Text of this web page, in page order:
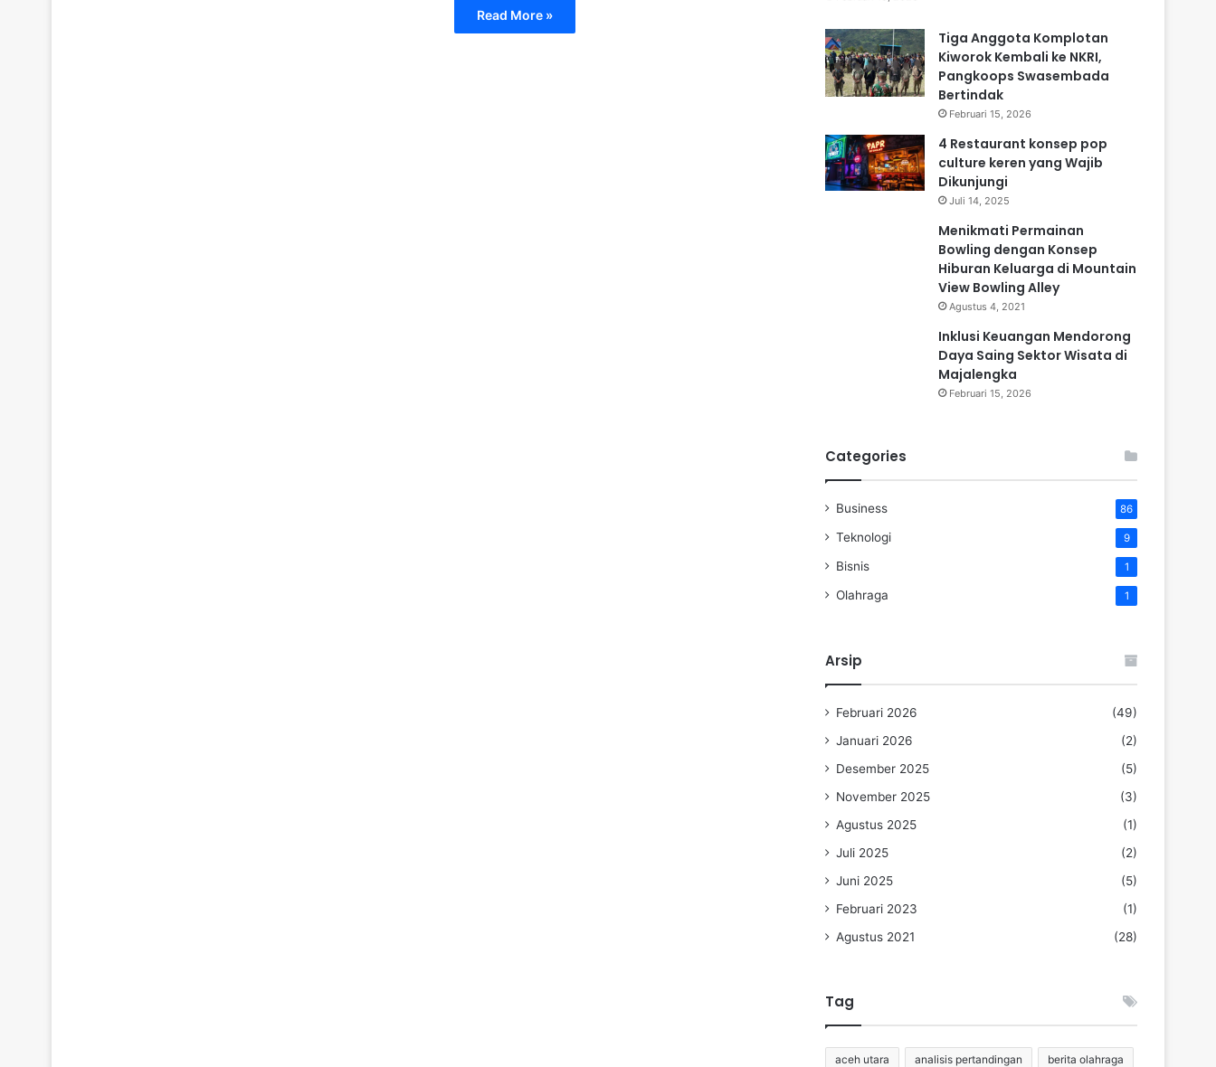
Read More »
Tiga Anggota Komplotan
Kiworok Kembali ke NKRI,
Pangkoops Swasembada
Bertindak
Februari 15, 2026
4 Restaurant konsep pop
culture keren yang Wajib
Dikunjungi
Juli 14, 2025
Menikmati Permainan
Bowling dengan Konsep
Hiburan Keluarga di Mountain
View Bowling Alley
Agustus 4, 2021
Inklusi Keuangan Mendorong
Daya Saing Sektor Wisata di
Majalengka
Februari 15, 2026
Categories
Business 86
Teknologi 9
Bisnis 1
Olahraga 1
Arsip
Februari 2026
(49)
Januari 2026
(2)
Desember 2025
(5)
November 2025
(3)
Agustus 2025
(1)
Juli 2025
(2)
Juni 2025
(5)
Februari 2023
(1)
Agustus 2021
(28)
Tag
aceh utara analisis pertandingan berita olahraga